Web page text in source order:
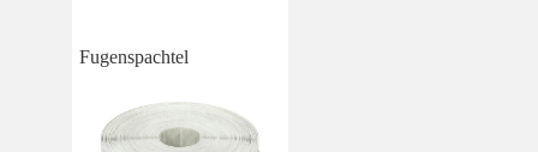
Fugenspachtel